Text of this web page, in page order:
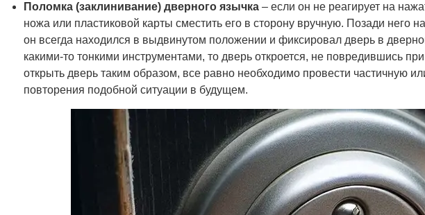
Поломка (заклинивание) дверного язычка – если он не реагирует на
ножа или пластиковой карты сместить его в сторону вручную. Позади него
он всегда находился в выдвинутом положении и фиксировал дверь в
какими-то тонкими инструментами, то дверь откроется, не повредившись
открыть дверь таким образом, все равно необходимо провести частичную
повторения подобной ситуации в будущем.